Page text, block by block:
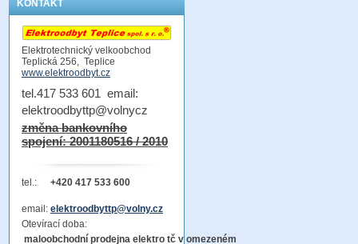
KONTAKT
Elektrotechnický velkoobchod
Teplická 256, Teplice
www.elektroodbyt.cz
tel.417 533 601 email:
elektroodbyttp@volnycz
změna bankovního
spojení: 2001180516 / 2010
tel.: +420 417 533 600
email: elektroodbyttp@volny.cz
Otevírací doba:
maloobchodní prodejna elektro tč v omezeném